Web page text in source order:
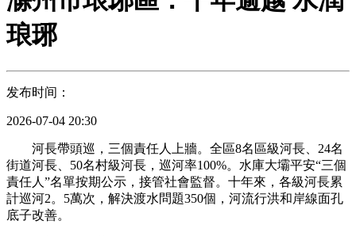
琅琊
发布时间：
2026-07-04 20:30
河長帶頭巡，三個責任人上牆。全區8名區級河長、24名
街道河長、50名村級河長，巡河率100%。水庫大壩平安“三個
責任人”名單按期公示，接管社會監督。十年來，各級河長累
計巡河2。5萬次，解決渡水問題350個，河流行洪和岸線面孔
底子改善。